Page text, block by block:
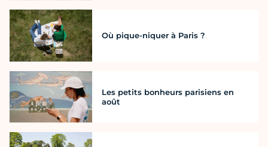
Où pique-niquer à Paris ?
Les petits bonheurs parisiens en
août